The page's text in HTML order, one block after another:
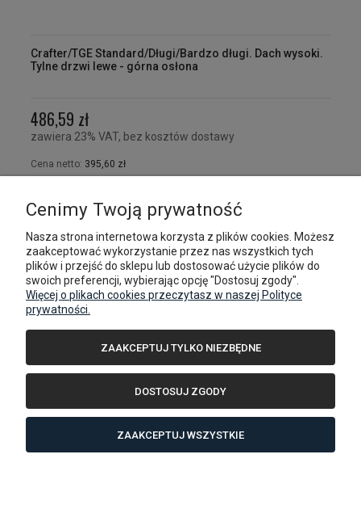
Crafter/TGE Standard/Długi/Bardzo długi. Dach wysoki.
Tylne drzwi lewe - górna osłona
486,59 zł
zawiera 23% VAT, bez kosztów dostawy
Cena netto: 395,60 zł
Cenimy Twoją prywatność
Nasza strona internetowa korzysta z plików cookies. Możesz
zaakceptować wykorzystanie przez nas wszystkich tych
plików i przejść do sklepu lub dostosować użycie plików do
swoich preferencji, wybierając opcję "Dostosuj zgody".
Więcej o plikach cookies przeczytasz w naszej Polityce
prywatności.
ZAAKCEPTUJ TYLKO NIEZBĘDNE
DOSTOSUJ ZGODY
ZAAKCEPTUJ WSZYSTKIE